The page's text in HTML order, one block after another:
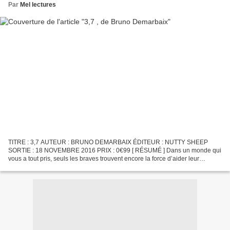
Par Mel lectures
TITRE : 3,7 AUTEUR : BRUNO DEMARBAIX ÉDITEUR : NUTTY SHEEP
SORTIE : 18 NOVEMBRE 2016 PRIX : 0€99 [ RÉSUMÉ ] Dans un monde qui
vous a tout pris, seuls les braves trouvent encore la force d’aider leur